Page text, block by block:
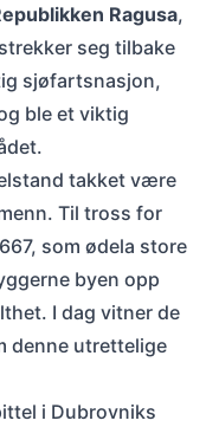
Ragusa,
seg tilbake
sjøfartsnasjon,
ble et viktig
takket være
Til tross for
som ødela store
byen opp
I dag vitner de
denne utrettelige
i Dubrovniks